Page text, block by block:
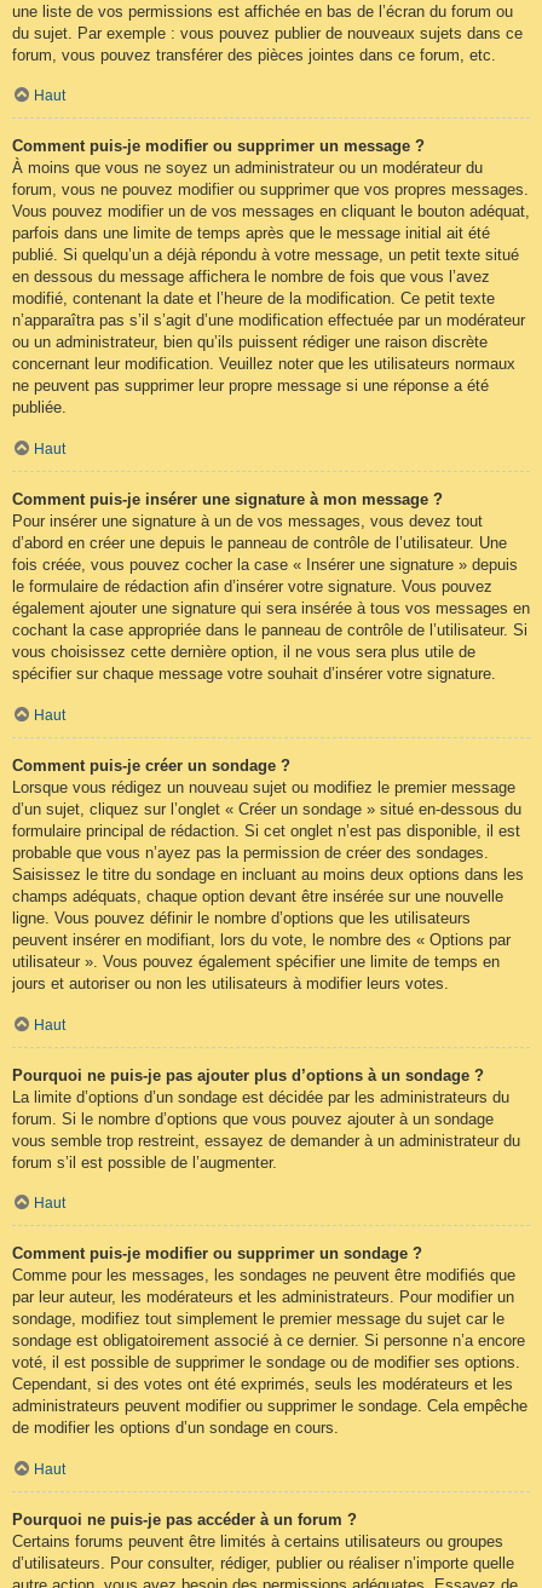
une liste de vos permissions est affichée en bas de l’écran du forum ou
du sujet. Par exemple : vous pouvez publier de nouveaux sujets dans ce
forum, vous pouvez transférer des pièces jointes dans ce forum, etc.
Haut
Comment puis-je modifier ou supprimer un message ?
À moins que vous ne soyez un administrateur ou un modérateur du
forum, vous ne pouvez modifier ou supprimer que vos propres messages.
Vous pouvez modifier un de vos messages en cliquant le bouton adéquat,
parfois dans une limite de temps après que le message initial ait été
publié. Si quelqu’un a déjà répondu à votre message, un petit texte situé
en dessous du message affichera le nombre de fois que vous l’avez
modifié, contenant la date et l’heure de la modification. Ce petit texte
n’apparaîtra pas s’il s’agit d’une modification effectuée par un modérateur
ou un administrateur, bien qu’ils puissent rédiger une raison discrète
concernant leur modification. Veuillez noter que les utilisateurs normaux
ne peuvent pas supprimer leur propre message si une réponse a été
publiée.
Haut
Comment puis-je insérer une signature à mon message ?
Pour insérer une signature à un de vos messages, vous devez tout
d’abord en créer une depuis le panneau de contrôle de l’utilisateur. Une
fois créée, vous pouvez cocher la case « Insérer une signature » depuis
le formulaire de rédaction afin d’insérer votre signature. Vous pouvez
également ajouter une signature qui sera insérée à tous vos messages en
cochant la case appropriée dans le panneau de contrôle de l’utilisateur. Si
vous choisissez cette dernière option, il ne vous sera plus utile de
spécifier sur chaque message votre souhait d’insérer votre signature.
Haut
Comment puis-je créer un sondage ?
Lorsque vous rédigez un nouveau sujet ou modifiez le premier message
d’un sujet, cliquez sur l’onglet « Créer un sondage » situé en-dessous du
formulaire principal de rédaction. Si cet onglet n’est pas disponible, il est
probable que vous n’ayez pas la permission de créer des sondages.
Saisissez le titre du sondage en incluant au moins deux options dans les
champs adéquats, chaque option devant être insérée sur une nouvelle
ligne. Vous pouvez définir le nombre d’options que les utilisateurs
peuvent insérer en modifiant, lors du vote, le nombre des « Options par
utilisateur ». Vous pouvez également spécifier une limite de temps en
jours et autoriser ou non les utilisateurs à modifier leurs votes.
Haut
Pourquoi ne puis-je pas ajouter plus d’options à un sondage ?
La limite d’options d’un sondage est décidée par les administrateurs du
forum. Si le nombre d’options que vous pouvez ajouter à un sondage
vous semble trop restreint, essayez de demander à un administrateur du
forum s’il est possible de l’augmenter.
Haut
Comment puis-je modifier ou supprimer un sondage ?
Comme pour les messages, les sondages ne peuvent être modifiés que
par leur auteur, les modérateurs et les administrateurs. Pour modifier un
sondage, modifiez tout simplement le premier message du sujet car le
sondage est obligatoirement associé à ce dernier. Si personne n’a encore
voté, il est possible de supprimer le sondage ou de modifier ses options.
Cependant, si des votes ont été exprimés, seuls les modérateurs et les
administrateurs peuvent modifier ou supprimer le sondage. Cela empêche
de modifier les options d’un sondage en cours.
Haut
Pourquoi ne puis-je pas accéder à un forum ?
Certains forums peuvent être limités à certains utilisateurs ou groupes
d’utilisateurs. Pour consulter, rédiger, publier ou réaliser n’importe quelle